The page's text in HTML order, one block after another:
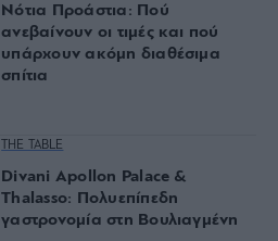
Νότια Προάστια: Πού
ανεβαίνουν οι τιμές και πού
υπάρχουν ακόμη διαθέσιμα
σπίτια
THE TABLE
Divani Apollon Palace &
Thalasso: Πολυεπίπεδη
γαστρονομία στη Βουλιαγμένη